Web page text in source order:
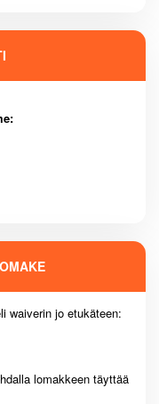
waiverin jo etukäteen:
lomakkeen täyttää